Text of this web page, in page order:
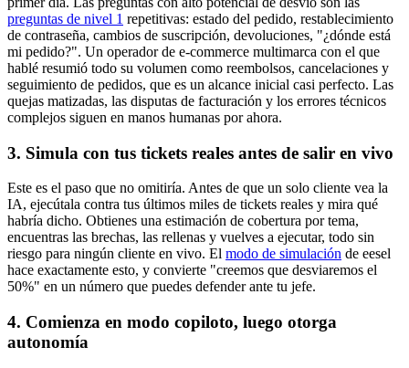
preguntas de nivel 1 repetitivas: estado del pedido, restablecimiento
de contraseña, cambios de suscripción, devoluciones, "¿dónde está
mi pedido?". Un operador de e-commerce multimarca con el que
hablé resumió todo su volumen como reembolsos, cancelaciones y
seguimiento de pedidos, que es un alcance inicial casi perfecto. Las
quejas matizadas, las disputas de facturación y los errores técnicos
complejos siguen en manos humanas por ahora.
3. Simula con tus tickets reales antes de salir en vivo
Este es el paso que no omitiría. Antes de que un solo cliente vea la
IA, ejecútala contra tus últimos miles de tickets reales y mira qué
habría dicho. Obtienes una estimación de cobertura por tema,
encuentras las brechas, las rellenas y vuelves a ejecutar, todo sin
riesgo para ningún cliente en vivo. El modo de simulación de eesel
hace exactamente esto, y convierte "creemos que desviaremos el
50%" en un número que puedes defender ante tu jefe.
4. Comienza en modo copiloto, luego otorga
autonomía